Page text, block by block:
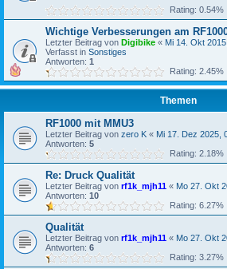
Rating: 0.54%
Wichtige Verbesserungen am
Letzter Beitrag von Digibike « Mi 14. Okt
Verfasst in Sonstiges
Antworten: 1
Rating: 2.45%
Themen
RF1000 mit MMU3
Letzter Beitrag von zero K « Mi 17. Dez 2025,
Antworten: 5
Rating: 2.18%
Re: Druck Qualität
Letzter Beitrag von rf1k_mjh11 « Mo 27. Okt
Antworten: 10
Rating: 6.27%
Qualität
Letzter Beitrag von rf1k_mjh11 « Mo 27. Okt
Antworten: 6
Rating: 3.27%